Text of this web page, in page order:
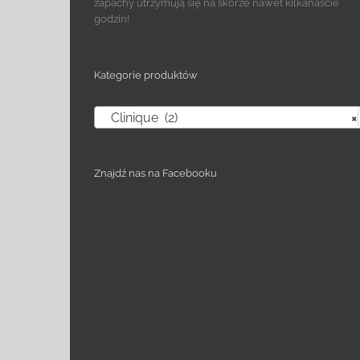
zapachy utrzymują się na skórze nawet kilkanaście
godzin!
Kategorie produktów
×
Clinique (2)
Znajdź nas na Facebooku